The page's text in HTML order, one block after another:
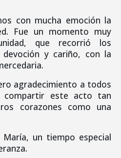
con mucha emoción la
Fue un momento muy
que recorrió los
y cariño, con la
agradecimiento a todos
compartir este acto tan
corazones como una
un tiempo especial